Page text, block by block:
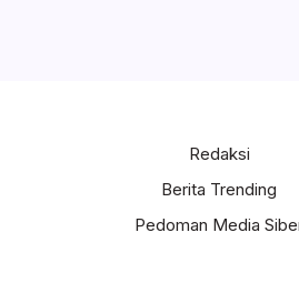
Redaksi
Berita Trending
Pedoman Media